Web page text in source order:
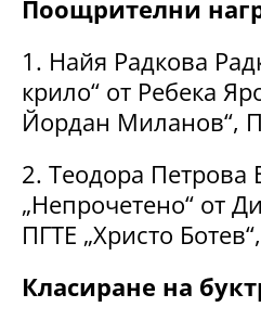
Поощрителни
1. Найя Радкова
крило“ от Ребека
Йордан Миланов“,
2. Теодора Петрова
„Непрочетено“ от
ПГТЕ „Христо
Класиране на